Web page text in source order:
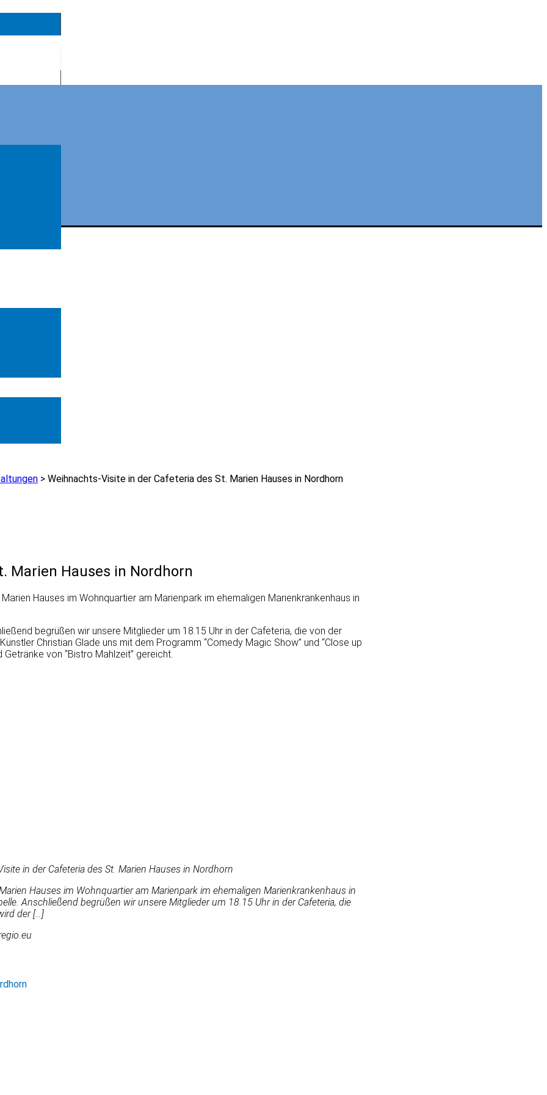
> Weihnachts-Visite in der Cafeteria des St. Marien Hauses in Nordhorn
Marien Hauses in Nordhorn
Hauses im Wohnquartier am Marienpark im ehemaligen Marienkrankenhaus in
begrüßen wir unsere Mitglieder um 18.15 Uhr in der Cafeteria, die von der
Christian Glade uns mit dem Programm “Comedy Magic Show” und “Close up
von “Bistro Mahlzeit” gereicht.
in der Cafeteria des St. Marien Hauses in Nordhorn
Hauses im Wohnquartier am Marienpark im ehemaligen Marienkrankenhaus in
Anschließend begrüßen wir unsere Mitglieder um 18.15 Uhr in der Cafeteria, die
der […]